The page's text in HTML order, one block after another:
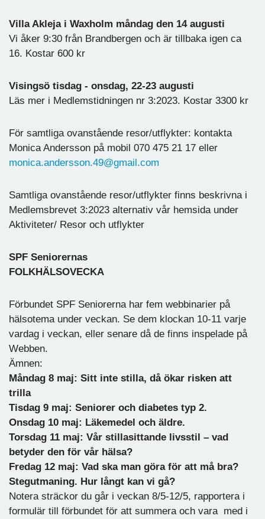
Villa Akleja i Waxholm måndag den 14 augusti
Vi åker 9:30 från Brandbergen och är tillbaka igen ca
16. Kostar 600 kr
Visingsö tisdag - onsdag, 22-23 augusti
Läs mer i Medlemstidningen nr 3:2023. Kostar 3300 kr
För samtliga ovanstående resor/utflykter: kontakta
Monica Andersson på mobil 070 475 21 17 eller
monica.andersson.49@gmail.com
Samtliga ovanstående resor/utflykter finns beskrivna i
Medlemsbrevet 3:2023 alternativ vår hemsida under
Aktiviteter/ Resor och utflykter
SPF Seniorernas
FOLKHÄLSOVECKA
Förbundet SPF Seniorerna har fem webbinarier på
hälsotema under veckan. Se dem klockan 10-11 varje
vardag i veckan, eller senare då de finns inspelade på
Webben.
Ämnen:
Måndag 8 maj: Sitt inte stilla, då ökar risken att
trilla
Tisdag 9 maj: Seniorer och diabetes typ 2.
Onsdag 10 maj: Läkemedel och äldre.
Torsdag 11 maj: Vår stillasittande livsstil – vad
betyder den för vår hälsa?
Fredag 12 maj: Vad ska man göra för att må bra?
Stegutmaning. Hur långt kan vi gå?
Notera sträckor du går i veckan 8/5-12/5, rapportera i
formulär till förbundet för att summera och vara med i